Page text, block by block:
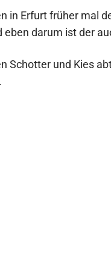
in Erfurt früher mal
darum ist der
Schotter und Kies